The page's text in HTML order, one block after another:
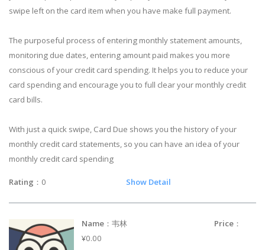
swipe left on the card item when you have make full payment.
The purposeful process of entering monthly statement amounts,
monitoring due dates, entering amount paid makes you more
conscious of your credit card spending. It helps you to reduce your
card spending and encourage you to full clear your monthly credit
card bills.
With just a quick swipe, Card Due shows you the history of your
monthly credit card statements, so you can have an idea of your
monthly credit card spending
Rating ：0 Show Detail
Name ：韦林 Price ：
¥0.00